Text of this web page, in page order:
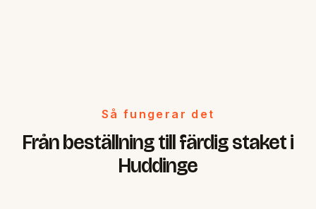
Så fungerar det
Från beställning till färdig staket i
Huddinge